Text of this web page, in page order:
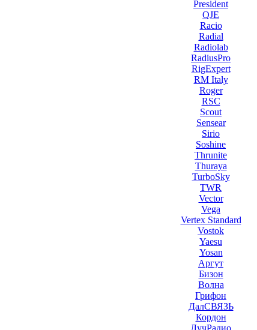
President
QJE
Racio
Radial
Radiolab
RadiusPro
RigExpert
RM Italy
Roger
RSC
Scout
Sensear
Sirio
Soshine
Thrunite
Thuraya
TurboSky
TWR
Vector
Vega
Vertex Standard
Vostok
Yaesu
Yosan
Аргут
Бизон
Волна
Грифон
ДалСВЯЗЬ
Кордон
ЛучРадио